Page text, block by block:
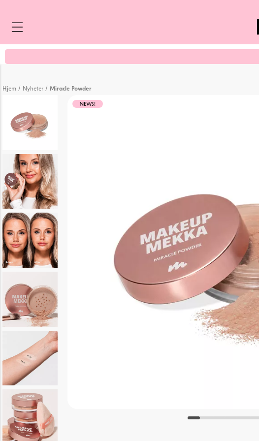
Hjem / Nyheter / Miracle Powder